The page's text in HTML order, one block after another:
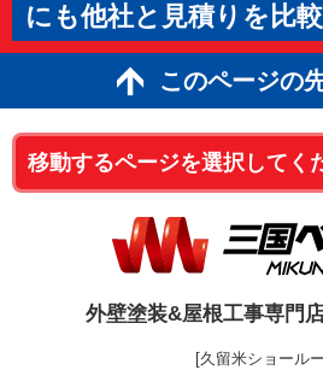
にも他社と見積りを比
このページの
外壁塗装&屋根工事専門
[久留米ショール